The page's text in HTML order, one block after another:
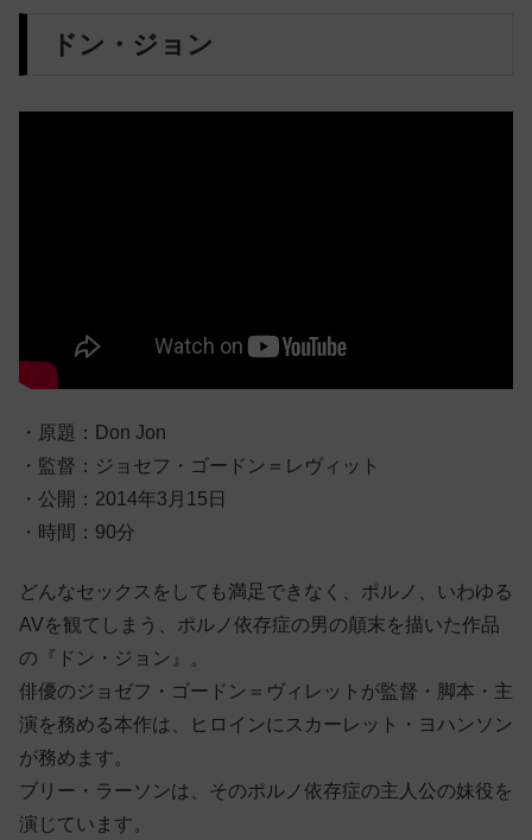
ドン・ジョン
・原題：Don Jon
・監督：ジョセフ・ゴードン＝レヴィット
・公開：2014年3月15日
・時間：90分
どんなセックスをしても満足できなく、ポルノ、いわゆる
AVを観てしまう、ポルノ依存症の男の顛末を描いた作品
の『ドン・ジョン』。
俳優のジョゼフ・ゴードン＝ヴィレットが監督・脚本・主
演を務める本作は、ヒロインにスカーレット・ヨハンソン
が務めます。
ブリー・ラーソンは、そのポルノ依存症の主人公の妹役を
演じています。